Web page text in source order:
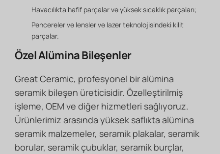
Havacılıkta hafif parçalar ve yüksek sıcaklık parçaları;
Pencereler ve lensler ve lazer teknolojisindeki kilit
parçalar.
Özel Alümina Bileşenler
Great Ceramic, profesyonel bir alümina
seramik bileşen üreticisidir. Özelleştirilmiş
işleme, OEM ve diğer hizmetleri sağlıyoruz.
Ürünlerimiz arasında yüksek saflıkta alümina
seramik malzemeler, seramik plakalar, seramik
borular, seramik çubuklar, seramik burçlar,